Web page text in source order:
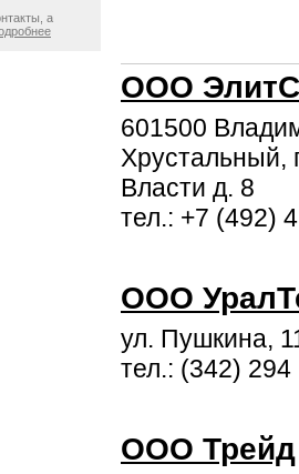
а
ООО
601500
Хрустальный,
Власти д. 8
тел.: +7 (492)
ООО
ул. Пушкина,
тел.: (342)
ООО Трейд